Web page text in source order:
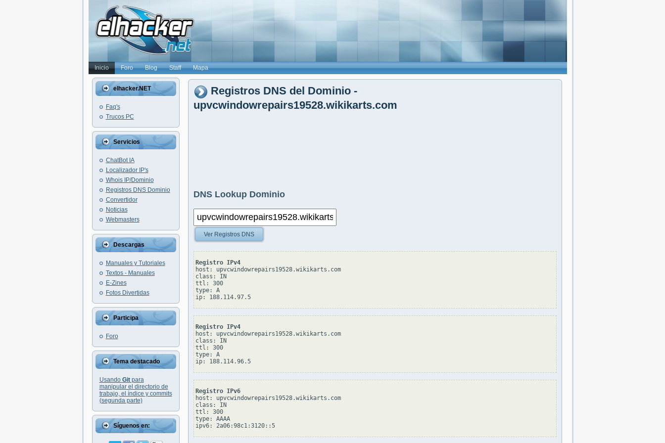
Inicio Foro Blog Staff Mapa
elhacker.NET
Faq's
Trucos PC
Servicios
ChatBot IA
Localizador IP's
Whois IP/Dominio
Registros DNS Dominio
Convertidor
Noticias
Webmasters
Descargas
Manuales y Tutoriales
Textos - Manuales
E-Zines
Fotos Divertidas
Participa
Foro
Tema destacado
Usando Git para
manipular el directorio de
trabajo, el índice y commits
(segunda parte)
Síguenos en:
Registros DNS del Dominio -
upvcwindowrepairs19528.wikikarts.com
DNS Lookup Dominio
Ver Registros DNS
Registro IPv4
host: upvcwindowrepairs19528.wikikarts.com
class: IN
ttl: 300
type: A
ip: 188.114.97.5
Registro IPv4
host: upvcwindowrepairs19528.wikikarts.com
class: IN
ttl: 300
type: A
ip: 188.114.96.5
Registro IPv6
host: upvcwindowrepairs19528.wikikarts.com
class: IN
ttl: 300
type: AAAA
ipv6: 2a06:98c1:3120::5